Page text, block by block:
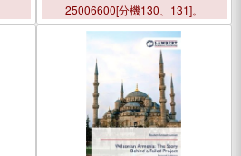
25006600[分機130、131]。